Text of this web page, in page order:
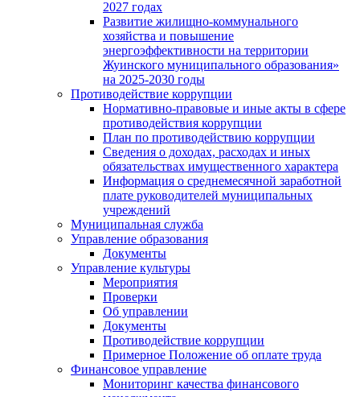
2027 годах
Развитие жилищно-коммунального
хозяйства и повышение
энергоэффективности на территории
Жуинского муниципального образования»
на 2025-2030 годы
Противодействие коррупции
Нормативно-правовые и иные акты в сфере
противодействия коррупции
План по противодействию коррупции
Сведения о доходах, расходах и иных
обязательствах имущественного характера
Информация о среднемесячной заработной
плате руководителей муниципальных
учреждений
Муниципальная служба
Управление образования
Документы
Управление культуры
Мероприятия
Проверки
Об управлении
Документы
Противодействие коррупции
Примерное Положение об оплате труда
Финансовое управление
Мониторинг качества финансового